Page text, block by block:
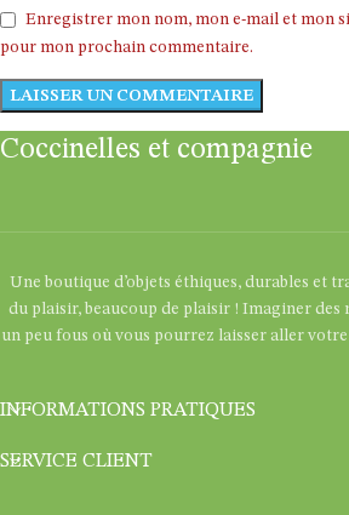
Enregistrer mon nom, mon e-mail et mon
pour mon prochain commentaire.
Coccinelles et compagnie
Une boutique d’objets éthiques, durables et
du plaisir, beaucoup de plaisir ! Imaginer des
un peu fous où vous pourrez laisser aller
INFORMATIONS PRATIQUES
SERVICE CLIENT